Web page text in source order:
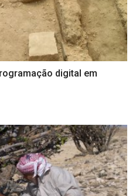
digital em